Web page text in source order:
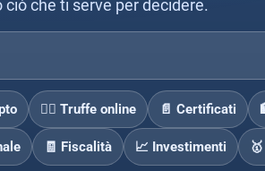
che ti serve per decidere.
🕵️‍♂️ Truffe online 📄 Certificati
🧾 Fiscalità 📈 Investimenti